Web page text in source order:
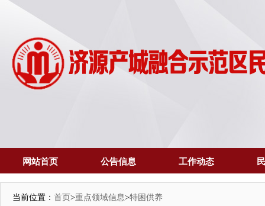
网站首页 公告信息 工作动态
当前位置： 首页 >重点领域信息>特困供养